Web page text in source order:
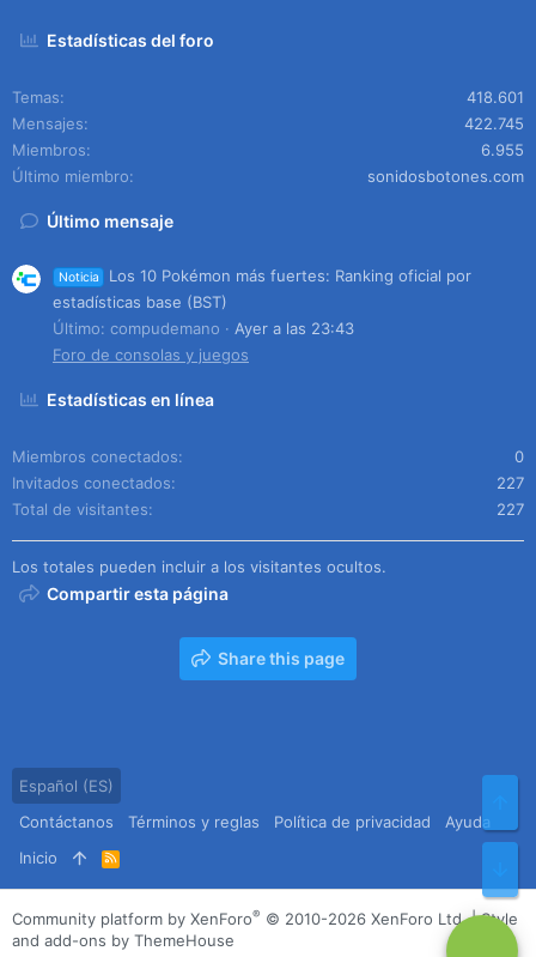
Estadísticas del foro
Temas
418.601
Mensajes
422.745
Miembros
6.955
Último miembro
sonidosbotones.com
Último mensaje
Noticia
Los 10 Pokémon más fuertes: Ranking oficial por
estadísticas base (BST)
Último: compudemano
Ayer a las 23:43
Foro de consolas y juegos
Estadísticas en línea
Miembros conectados
0
Invitados conectados
227
Total de visitantes
227
Los totales pueden incluir a los visitantes ocultos.
Compartir esta página
Share this page
Español (ES)
Contáctanos
Términos y reglas Política de privacidad
Ayuda
Inicio
R
S
S
Community platform by XenForo® © 2010-2026 XenForo Ltd. |Style
and add-ons by ThemeHouse